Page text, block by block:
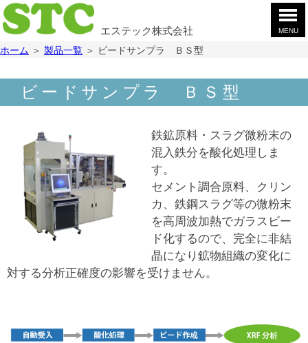
MENU
ホ
ム
製
品
案
内
お
問
せ
用
情YouTube
エステック株式会社
ホーム ＞ 製品一覧 ＞ ビードサンプラ ＢＳ型
ビードサンプラ ＢＳ型
鉄鉱原料・スラグ微粉末の
混入鉄分を酸化処理しま
す。
セメント調合原料、クリン
カ、鉄鋼スラグ等の微粉末
を高周波加熱でガラスビー
ド化するので、完全に非結
晶になり鉱物組織の変化に
対する分析正確度の影響を受けません。